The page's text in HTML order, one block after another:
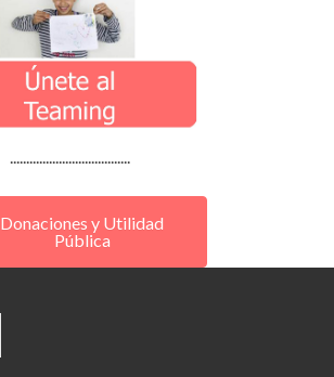
Donaciones y Utilidad
Pública